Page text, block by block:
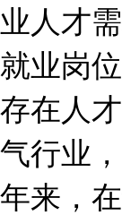
业人才
就业岗
存在人
气行业
年来，